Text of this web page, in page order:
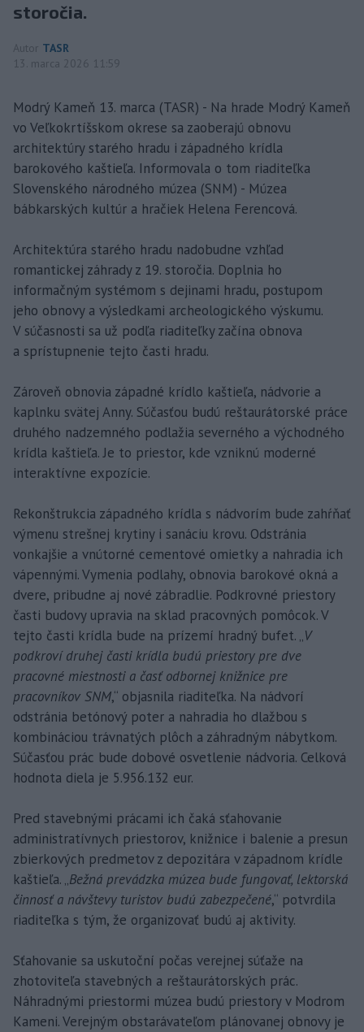
storočia.
Autor TASR
13. marca 2026 11:59
Modrý Kameň 13. marca (TASR) - Na hrade Modrý Kameň
vo Veľkokrtíšskom okrese sa zaoberajú obnovu
architektúry starého hradu i západného krídla
barokového kaštieľa. Informovala o tom riaditeľka
Slovenského národného múzea (SNM) - Múzea
bábkarských kultúr a hračiek Helena Ferencová.
Architektúra starého hradu nadobudne vzhľad
romantickej záhrady z 19. storočia. Doplnia ho
informačným systémom s dejinami hradu, postupom
jeho obnovy a výsledkami archeologického výskumu.
V súčasnosti sa už podľa riaditeľky začína obnova
a sprístupnenie tejto časti hradu.
Zároveň obnovia západné krídlo kaštieľa, nádvorie a
kaplnku svätej Anny. Súčasťou budú reštaurátorské práce
druhého nadzemného podlažia severného a východného
krídla kaštieľa. Je to priestor, kde vzniknú moderné
interaktívne expozície.
Rekonštrukcia západného krídla s nádvorím bude zahŕňať
výmenu strešnej krytiny i sanáciu krovu. Odstránia
vonkajšie a vnútorné cementové omietky a nahradia ich
vápennými. Vymenia podlahy, obnovia barokové okná a
dvere, pribudne aj nové zábradlie. Podkrovné priestory
časti budovy upravia na sklad pracovných pomôcok. V
tejto časti krídla bude na prízemí hradný bufet. „V
podkroví druhej časti krídla budú priestory pre dve
pracovné miestnosti a časť odbornej knižnice pre
pracovníkov SNM,“ objasnila riaditeľka. Na nádvorí
odstránia betónový poter a nahradia ho dlažbou s
kombináciou trávnatých plôch a záhradným nábytkom.
Súčasťou prác bude dobové osvetlenie nádvoria. Celková
hodnota diela je 5.956.132 eur.
Pred stavebnými prácami ich čaká sťahovanie
administratívnych priestorov, knižnice i balenie a presun
zbierkových predmetov z depozitára v západnom krídle
kaštieľa. „Bežná prevádzka múzea bude fungovať, lektorská
činnosť a návštevy turistov budú zabezpečené,“ potvrdila
riaditeľka s tým, že organizovať budú aj aktivity.
Sťahovanie sa uskutoční počas verejnej súťaže na
zhotoviteľa stavebných a reštaurátorských prác.
Náhradnými priestormi múzea budú priestory v Modrom
Kameni. Verejným obstarávateľom plánovanej obnovy je